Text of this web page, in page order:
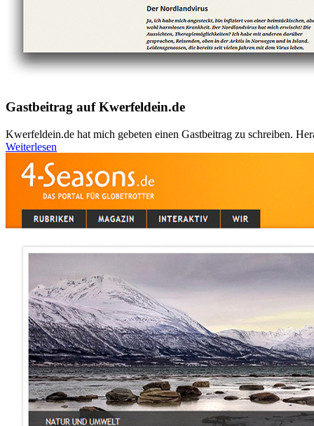
Gastbeitrag auf Kwerfeldein.de
Kwerfeldein.de hat mich gebeten einen Gastbeitrag zu schreiben.
Weiterlesen